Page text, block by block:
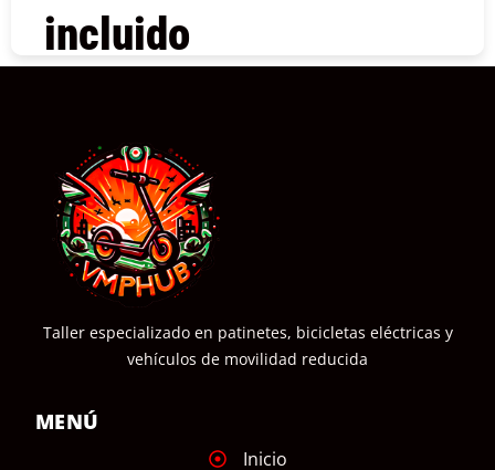
incluido
Taller especializado en patinetes, bicicletas eléctricas y
vehículos de movilidad reducida
MENÚ
Inicio